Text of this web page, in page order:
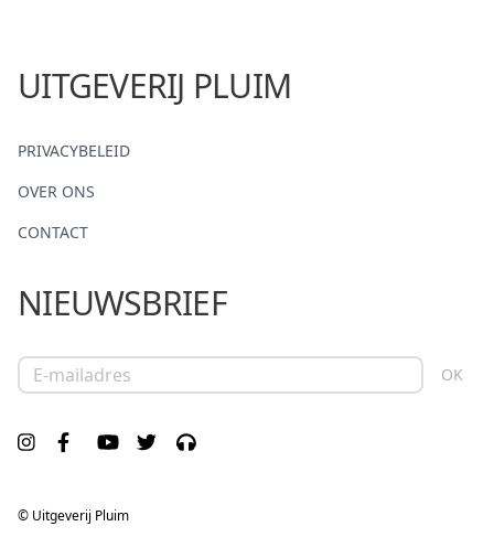
UITGEVERIJ PLUIM
PRIVACYBELEID
OVER ONS
CONTACT
NIEUWSBRIEF
OK
© Uitgeverij Pluim